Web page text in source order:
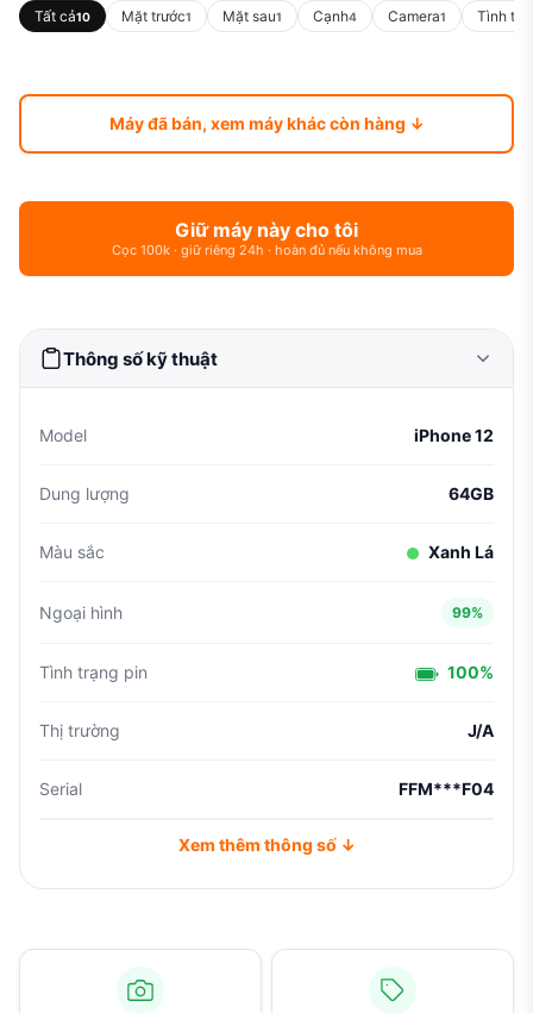
Tất cả10 Mặt trước1 Mặt sau1 Cạnh4 Camera1 Tình
Máy đã bán, xem máy khác còn hàng ↓
Giữ máy này cho tôi
Cọc 100k · giữ riêng 24h · hoàn đủ nếu không mua
Thông số kỹ thuật
Model iPhone 12
Dung lượng 64GB
Màu sắc Xanh Lá
Ngoại hình 99%
Tình trạng pin 100%
Thị trường J/A
Serial FFM***F04
Xem thêm thông số ↓